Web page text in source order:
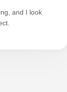
and I look